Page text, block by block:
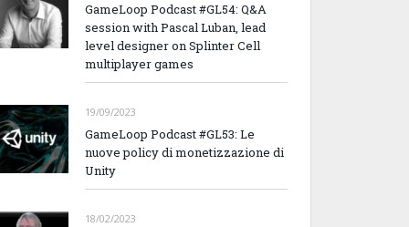
GameLoop Podcast #GL54: Q&A
session with Pascal Luban, lead
level designer on Splinter Cell
multiplayer games
19/09/2023
GameLoop Podcast #GL53: Le
nuove policy di monetizzazione di
Unity
18/02/2023